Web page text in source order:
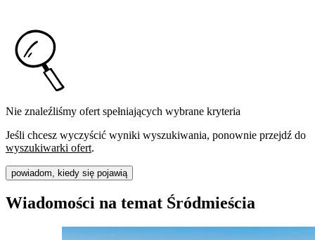
Nie znaleźliśmy ofert spełniających wybrane kryteria
Jeśli chcesz wyczyścić wyniki wyszukiwania, ponownie przejdź do
wyszukiwarki ofert.
powiadom, kiedy się pojawią
Wiadomości na temat Śródmieścia